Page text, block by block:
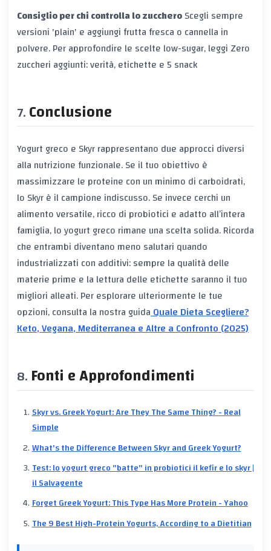
Consiglio per chi controlla lo zuccheroScegli sempre
versioni 'plain' e aggiungi frutta fresca o cannella in
polvere. Per approfondire le scelte low-sugar, leggi Zero
zuccheri aggiunti: verità, etichette e 5 snack
Conclusione
Yogurt greco e Skyr rappresentano due approcci diversi
alla nutrizione funzionale. Se il tuo obiettivo è
massimizzare le proteine con un minimo di carboidrati,
lo Skyr è il campione indiscusso. Se invece cerchi un
alimento versatile, ricco di probiotici e adatto all’intera
famiglia, lo yogurt greco rimane una scelta solida. Ricorda
che entrambi diventano meno salutari quando
industrializzati con additivi: sempre la qualità delle
materie prime e la lettura delle etichette saranno il tuo
migliori alleati. Per esplorare ulteriormente le tue
opzioni, consulta la nostra guidaQuale Dieta Scegliere?
Keto, Vegana, Mediterranea e Altre a Confronto (2025)
Fonti e Approfondimenti
Skyr vs. Greek Yogurt: Are They The Same Thing? - Real
Simple
What's the Difference Between Skyr and Greek Yogurt?
Test: lo yogurt greco "batte" in probiotici il kefir e lo skyr |
il Salvagente
Forget Greek Yogurt: This Type Has More Protein - Yahoo
The 9 Best High-Protein Yogurts, According to a Dietitian